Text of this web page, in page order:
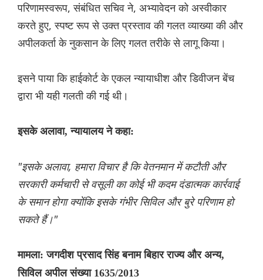
परिणामस्वरूप, संबंधित सचिव ने, अभ्यावेदन को अस्वीकार
करते हुए, स्पष्ट रूप से उक्त प्रस्ताव की गलत व्याख्या की और
अपीलकर्ता के नुकसान के लिए गलत तरीके से लागू किया।
इसने पाया कि हाईकोर्ट के एकल न्यायाधीश और डिवीजन बेंच
द्वारा भी यही गलती की गई थी।
इसके अलावा, न्यायालय ने कहा:
"इसके अलावा, हमारा विचार है कि वेतनमान में कटौती और
सरकारी कर्मचारी से वसूली का कोई भी कदम दंडात्मक कार्रवाई
के समान होगा क्योंकि इसके गंभीर सिविल और बुरे परिणाम हो
सकते हैं।"
मामला: जगदीश प्रसाद सिंह बनाम बिहार राज्य और अन्य,
सिविल अपील संख्या 1635/2013